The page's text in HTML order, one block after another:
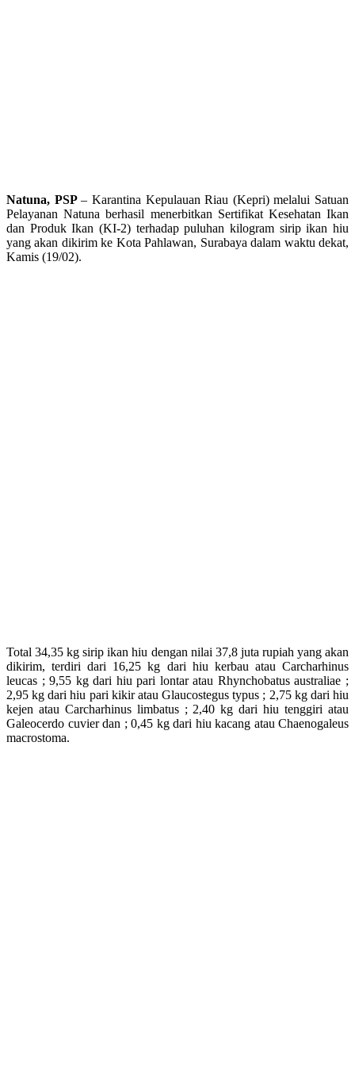
Natuna, PSP– Karantina Kepulauan Riau (Kepri) melalui Satuan
Pelayanan Natuna berhasil menerbitkan Sertifikat Kesehatan Ikan
dan Produk Ikan (KI-2) terhadap puluhan kilogram sirip ikan hiu
yang akan dikirim ke Kota Pahlawan, Surabaya dalam waktu dekat,
Kamis (19/02).
Total 34,35 kg sirip ikan hiu dengan nilai 37,8 juta rupiah yang akan
dikirim, terdiri dari 16,25 kg dari hiu kerbau atau Carcharhinus
leucas ; 9,55 kg dari hiu pari lontar atau Rhynchobatus australiae ;
2,95 kg dari hiu pari kikir atau Glaucostegus typus ; 2,75 kg dari hiu
kejen atau Carcharhinus limbatus ; 2,40 kg dari hiu tenggiri atau
Galeocerdo cuvier dan ; 0,45 kg dari hiu kacang atau Chaenogaleus
macrostoma.